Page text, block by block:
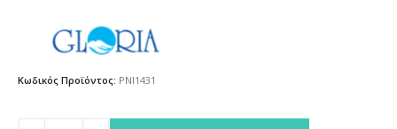
Κωδικός Προϊόντος: PNI1431